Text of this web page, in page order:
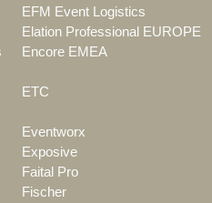
EFM Event Logistics
Elation Professional EUROPE
Encore EMEA
ETC
Eventworx
Exposive
Faital Pro
Fischer